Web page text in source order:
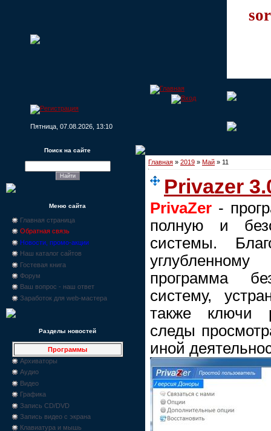
Пятница, 07.08.2026, 13:10
Поиск на сайте
Меню сайта
Главная страница
Обратная связь
Новости, промо-акции
Наш каталог сайтов
Гостевая книга
Форум
Ваш вопрос - наш ответ
Заработок для web-мастера
Разделы новостей
Программы
Архиваторы
Аудио
Видео
Графика
Запись CD/DVD
Запись видео с экрана
Клавиатура и мышь
Главная » 2019 » Май » 11
Privazer
PrivaZer -
полную и
системы.
программа
систему,
также ключи
следы
иной